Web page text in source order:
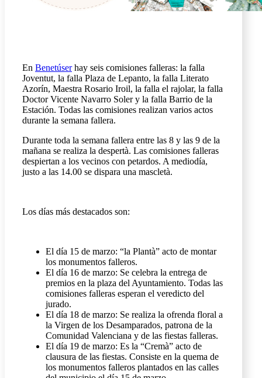
En Benetúserhay seis comisiones falleras: la falla
Joventut, la falla Plaza de Lepanto, la falla Literato
Azorín, Maestra Rosario Iroil, la falla el rajolar, la falla
Doctor Vicente Navarro Soler y la falla Barrio de la
Estación. Todas las comisiones realizan varios actos
durante la semana fallera.
Durante toda la semana fallera entre las 8 y las 9 de la
mañana se realiza la despertà. Las comisiones falleras
despiertan a los vecinos con petardos. A mediodía,
justo a las 14.00 se dispara una mascletà.
Los días más destacados son:
El día 15 de marzo: “la Plantà” acto de montar
los monumentos falleros.
El día 16 de marzo: Se celebra la entrega de
premios en la plaza del Ayuntamiento. Todas las
comisiones falleras esperan el veredicto del
jurado.
El día 18 de marzo: Se realiza la ofrenda floral a
la Virgen de los Desamparados, patrona de la
Comunidad Valenciana y de las fiestas falleras.
El día 19 de marzo: Es la “Cremà” acto de
clausura de las fiestas. Consiste en la quema de
los monumentos falleros plantados en las calles